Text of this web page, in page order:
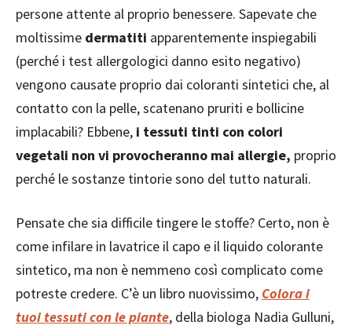
persone attente al proprio benessere. Sapevate che
moltissime dermatiti apparentemente inspiegabili
(perché i test allergologici danno esito negativo)
vengono causate proprio dai coloranti sintetici che, al
contatto con la pelle, scatenano pruriti e bollicine
implacabili? Ebbene, i tessuti tinti con colori
vegetali non vi provocheranno mai allergie, proprio
perché le sostanze tintorie sono del tutto naturali.
Pensate che sia difficile tingere le stoffe? Certo, non è
come infilare in lavatrice il capo e il liquido colorante
sintetico, ma non è nemmeno così complicato come
potreste credere. C’è un libro nuovissimo, Colora i
tuoi tessuti con le piante, della biologa Nadia Gulluni,